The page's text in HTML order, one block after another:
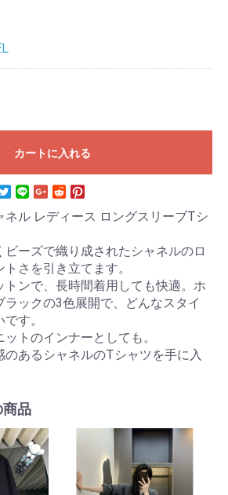
カートに入れる
ネル レディース ロングスリーブTシ
ーズで織り成されたシャネルのロ
さを引き立てます。
トンで、長時間着用しても快適。ホ
ラックの3色展開で、どんなスタイ
す。
トのインナーとしても。
のあるシャネルのTシャツを手に入
商品